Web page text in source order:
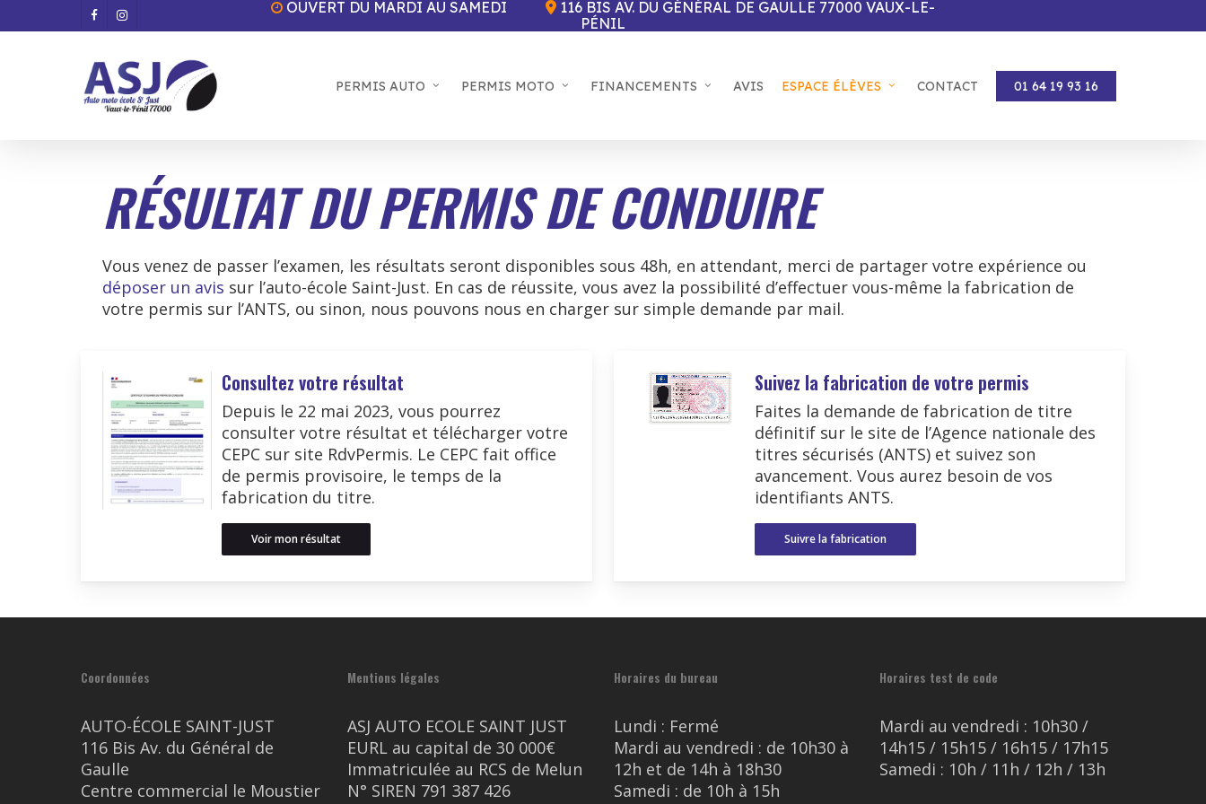
to
facebookinstagram OUVERT DU MARDI AU SAMEDI
116 BIS AV. DU GÉNÉRAL DE GAULLE 77000 VAUX-LE-
PÉNIL
PERMIS AUTO PERMIS MOTO FINANCEMENTS AVIS ESPACE ÉLÈVES CONTACT 01 64 19 93 16
RÉSULTAT DU PERMIS DE CONDUIRE
Vous venez de passer l’examen, les résultats seront disponibles sous 48h, en attendant, merci de partager votre expérience ou
déposer un avis sur l’auto-école Saint-Just. En cas de réussite, vous avez la possibilité d’effectuer vous-même la fabrication de
votre permis sur l’ANTS, ou sinon, nous pouvons nous en charger sur simple demande par mail.
Consultez votre résultat
Depuis le 22 mai 2023, vous pourrez
consulter votre résultat et télécharger votre
CEPC sur site RdvPermis. Le CEPC fait office
de permis provisoire, le temps de la
fabrication du titre.
Voir mon résultat
Suivez la fabrication de votre permis
Faites la demande de fabrication de titre
définitif sur le site de l’Agence nationale des
titres sécurisés (ANTS) et suivez son
avancement. Vous aurez besoin de vos
identifiants ANTS.
Suivre la fabrication
Coordonnées
AUTO-ÉCOLE SAINT-JUST
116 Bis Av. du Général de
Gaulle
Centre commercial le Moustier
Mentions légales
ASJ AUTO ECOLE SAINT JUST
EURL au capital de 30 000€
Immatriculée au RCS de Melun
N° SIREN 791 387 426
Horaires du bureau
Lundi : Fermé
Mardi au vendredi : de 10h30 à
12h et de 14h à 18h30
Samedi : de 10h à 15h
Horaires test de code
Mardi au vendredi : 10h30 /
14h15 / 15h15 / 16h15 / 17h15
Samedi : 10h / 11h / 12h / 13h